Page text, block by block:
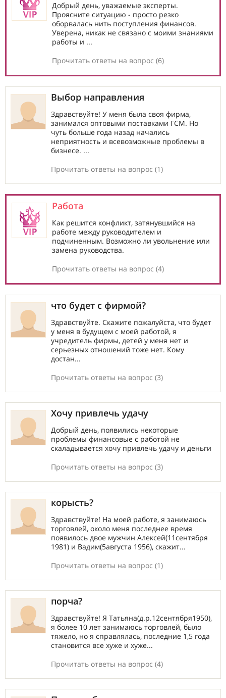
Добрый день, уважаемые эксперты.
Проясните ситуацию - просто резко
оборвалась нить поступления финансов.
Уверена, никак не связано с моими знаниями
работы и ...
Прочитать ответы на вопрос (6)
Выбор направления
Здравствуйте! У меня была своя фирма,
занимался оптовыми поставками ГСМ. Но
чуть больше года назад начались
неприятность и всевозможные проблемы в
бизнесе. ...
Прочитать ответы на вопрос (1)
Работа
Как решится конфликт, затянувшийся на
работе между руководителем и
подчиненным. Возможно ли увольнение или
замена руководства.
Прочитать ответы на вопрос (4)
что будет с фирмой?
Здравствуйте. Скажите пожалуйста, что будет
у меня в будущем с моей работой, я
учредитель фирмы, детей у меня нет и
серьезных отношений тоже нет. Кому
достан...
Прочитать ответы на вопрос (3)
Хочу привлечь удачу
Добрый день, появились некоторые
проблемы финансовые с работой не
скаладывается хочу привлечь удачу и деньги
Прочитать ответы на вопрос (3)
корысть?
Здравствуйте! На моей работе, я занимаюсь
торговлей, около меня последнее время
появилось двое мужчин Алексей(11сентября
1981) и Вадим(5августа 1956), скажит...
Прочитать ответы на вопрос (1)
порча?
Здравствуйте! Я Татьяна(д.р.12сентября1950),
я более 10 лет занимаюсь торговлей, было
тяжело, но я справлялась, последние 1,5 года
становится все хуже и хуже...
Прочитать ответы на вопрос (4)